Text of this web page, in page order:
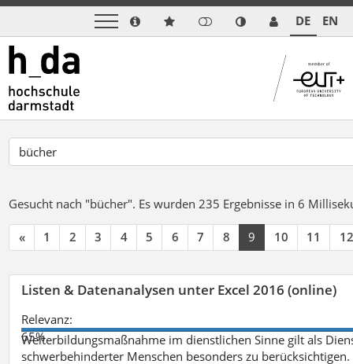
DE EN
Gesucht nach "bücher". Es wurden 235 Ergebnisse in 6
« 1 2 3 4 5 6 7 8 9 10 11 12
Listen & Datenanalysen unter Excel 2016 (online)
Relevanz:
65%
Weiterbildungsmaßnahme im dienstlichen Sinne gilt als
schwerbehinderter Menschen besonders zu berücksichtigen.